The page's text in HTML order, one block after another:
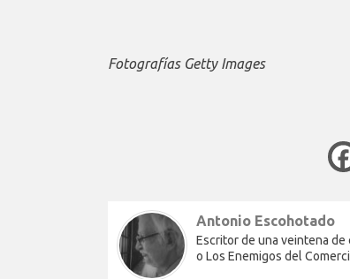
Fotografías Getty Images
Antonio Escohotado
Escritor de una veintena de
o Los Enemigos del